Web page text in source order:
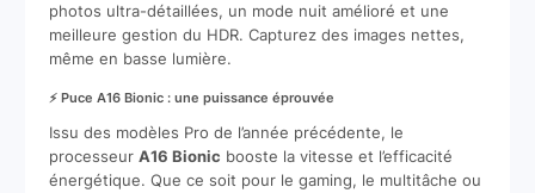
photos ultra-détaillées, un mode nuit amélioré et une
meilleure gestion du HDR. Capturez des images nettes,
même en basse lumière.
⚡ Puce A16 Bionic : une puissance éprouvée
Issu des modèles Pro de l’année précédente, le
processeur A16 Bionic booste la vitesse et l’efficacité
énergétique. Que ce soit pour le gaming, le multitâche ou